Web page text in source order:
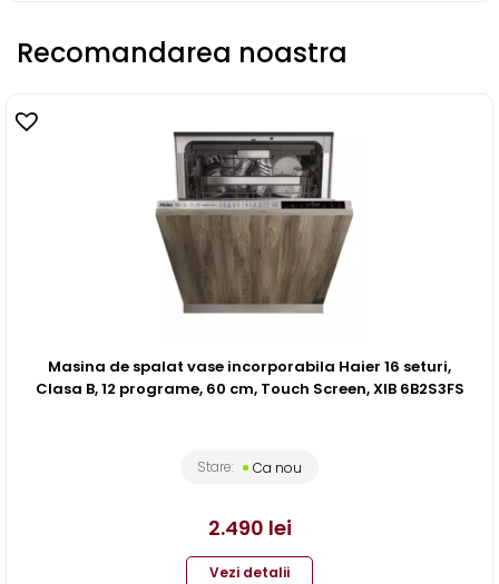
Recomandarea noastra
Masina de spalat vase incorporabila Haier 16 seturi,
Clasa B, 12 programe, 60 cm, Touch Screen, XIB 6B2S3FS
Stare: Ca nou
2.490 lei
Vezi detalii